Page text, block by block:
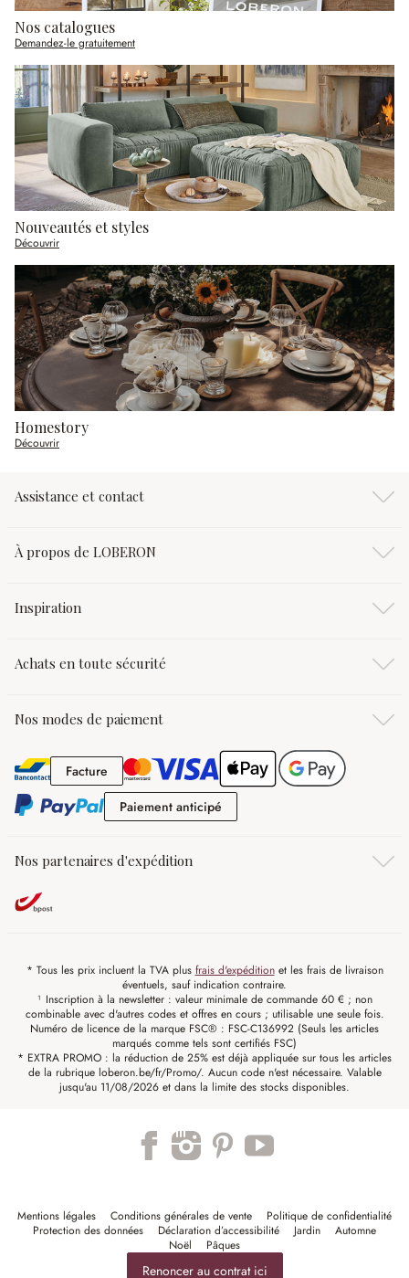
Nos catalogues
Demandez-le gratuitement
Nouveautés et styles
Découvrir
Homestory
Découvrir
Assistance et contact
À propos de LOBERON
Inspiration
Achats en toute sécurité
Nos modes de paiement
FactureFacture
Paiement anticipé
Nos partenaires d'expédition
* Tous les prix incluent la TVA plus frais d'expéditionet les frais de livraison
éventuels, sauf indication contraire.
¹ Inscription à la newsletter : valeur minimale de commande 60 € ; non
combinable avec d'autres codes et offres en cours ; utilisable une seule fois.
Numéro de licence de la marque FSC® : FSC-C136992 (Seuls les articles
marqués comme tels sont certifiés FSC)
* EXTRA PROMO : la réduction de 25% est déjà appliquée sur tous les articles
de la rubrique loberon.be/fr/Promo/. Aucun code n'est nécessaire. Valable
jusqu'au 11/08/2026 et dans la limite des stocks disponibles.
Mentions légales Conditions générales de vente
Politique de confidentialité
Protection des données
Déclaration d’accessibilité Jardin
Automne
Noël
Pâques
Renoncer au contrat ici